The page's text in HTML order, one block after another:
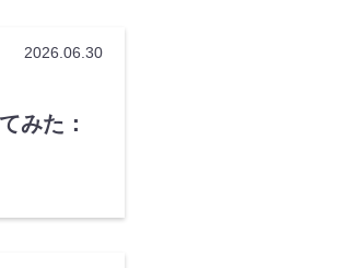
2026.06.30
みた：